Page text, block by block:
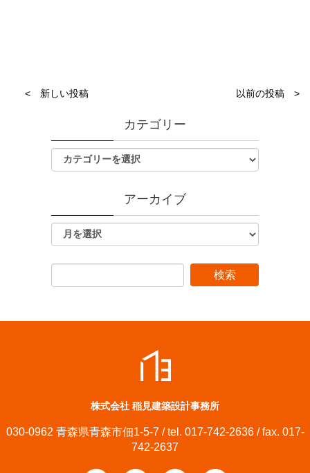
< 新しい投稿 以前の投稿 >
カテゴリー
アーカイブ
株式会社 稲見建築設計事務所
030-0962 青森県青森市佃1-5-7 / tel. 017-742-2636 / fax. 017-
742-2637